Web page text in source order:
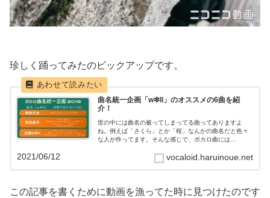
珍しく踊ってみたのピックアップです。
曲名統一企画「w❇︎ll」のオススメの6曲を紹
介！
世の中には曲名の被ってしまってる曲ってありますよ
ね。例えば「さくら」とか「桜」なんかの曲名だと色々
な人が作ってます。そんな感じで、ボカロ曲には
し被りやすいんですかね。なので曲名が「...
vocaloid.haruinoue.net
2021/06/12
この記事を書くために動画を漁ってた時に見つけたのです